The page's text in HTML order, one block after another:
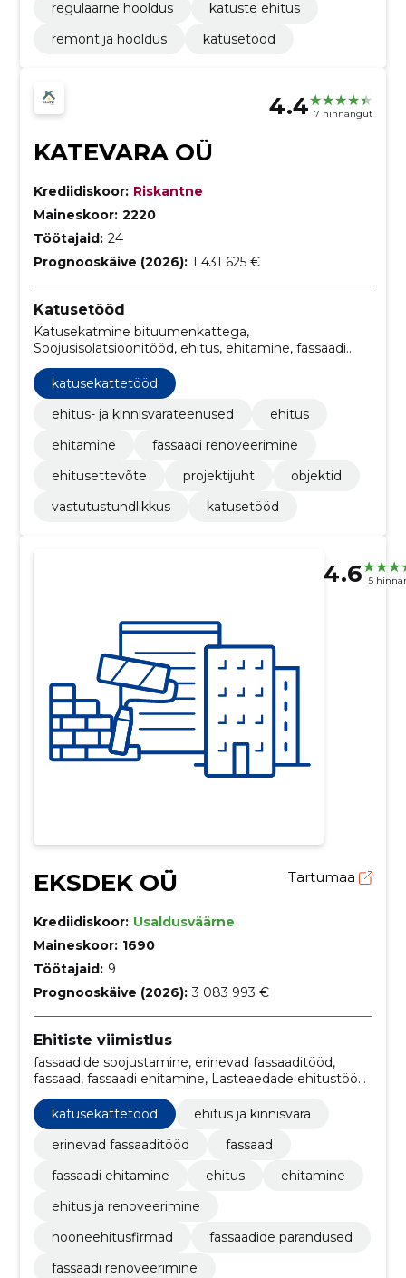
regulaarne hooldus
katuste ehitus
remont ja hooldus
katusetööd
4.4 7 hinnangut
KATEVARA OÜ
Krediidiskoor: Riskantne
Maineskoor: 2220
Töötajaid: 24
Prognooskäive (2026): 1 431 625 €
Katusetööd
Katusekatmine bituumenkattega,
Soojusisolatsioonitööd, ehitus, ehitamine, fassaadi
renoveerimine, Katusekattetööd, ehitusettevõte,
projektijuht, objektid, vastutustundlikkus
katusekattetööd
ehitus- ja kinnisvarateenused
ehitus
ehitamine
fassaadi renoveerimine
ehitusettevõte
projektijuht
objektid
vastutustundlikkus
katusetööd
4.6 5
EKSDEK OÜ Tartumaa
Krediidiskoor: Usaldusväärne
Maineskoor: 1690
Töötajaid: 9
Prognooskäive (2026): 3 083 993 €
Ehitiste viimistlus
fassaadide soojustamine, erinevad fassaaditööd,
fassaad, fassaadi ehitamine, Lasteaedade ehitustööd,
Uste ja akende paigaldamine, ehitus, ehitamine,
ehitus ja renoveerimine, fassaadi renoveerimine
katusekattetööd
ehitus ja kinnisvara
erinevad fassaaditööd
fassaad
fassaadi ehitamine
ehitus
ehitamine
ehitus ja renoveerimine
hooneehitusfirmad
fassaadide parandused
fassaadi renoveerimine